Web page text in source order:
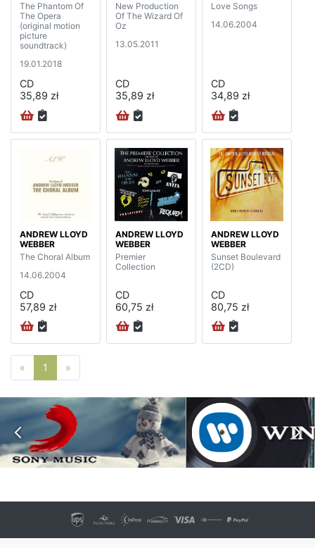
The Phantom Of
The Opera
(original motion
picture
soundtrack)
19.01.2018
CD
35,89 zł
New Production
Of The Wizard Of
Oz
13.05.2011
CD
35,89 zł
Love Songs
14.06.2004
CD
34,89 zł
ANDREW LLOYD
WEBBER
The Choral Album
14.06.2004
CD
57,89 zł
ANDREW LLOYD
WEBBER
Premier
Collection
CD
60,75 zł
ANDREW LLOYD
WEBBER
Sunset Boulevard
(2CD)
CD
80,75 zł
« Poprzednia strona
1 »